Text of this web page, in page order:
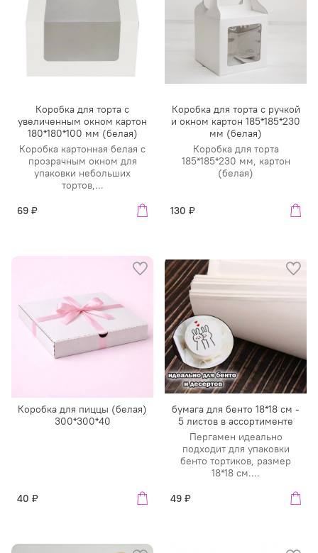
Коробка для торта с
увеличенным окном картон
180*180*100 мм (белая)
Коробка картонная белая с
прозрачным окном для
упаковки небольших
тортов,...
69 ₽
Коробка для торта с ручкой
и окном картон 185*185*230
мм (белая)
Коробка для торта
185*185*230 мм, картон
(белая)
130 ₽
Коробка для пиццы (белая)
300*300*40
40 ₽
бумага для бенто 18*18 см -
5 листов в ассортименте
Пергамен идеально
подходит для упаковки
бенто тортиков, размер
18*18 см....
49 ₽